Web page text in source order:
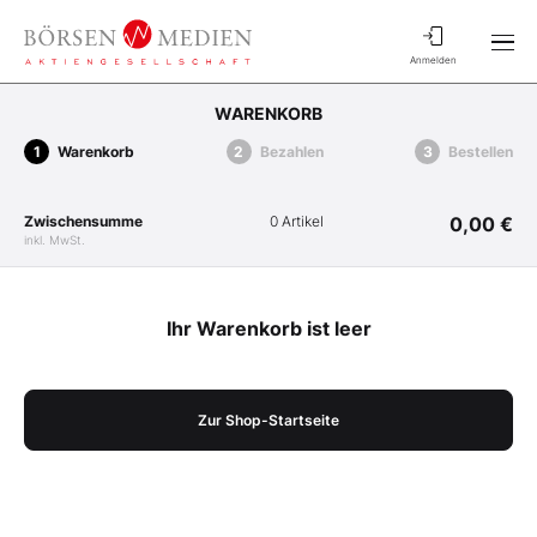
Anmelden
WARENKORB
Warenkorb Bezahlen Bestellen
Zwischensumme
inkl. MwSt.
0 Artikel 0,00 €
Ihr Warenkorb ist leer
Zur Shop-Startseite